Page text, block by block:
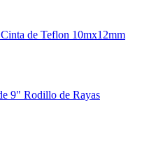
Cinta de Teflon 10mx12mm
Rodillo de Rayas